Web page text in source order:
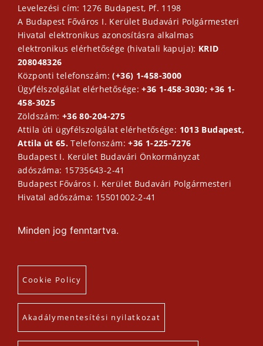
Levelezési cím: 1276 Budapest, Pf. 1198
A Budapest Főváros I. Kerület Budavári Polgármesteri
Hivatal elektronikus azonosításra alkalmas
elektronikus elérhetősége (hivatali kapuja): KRID
208048326
Központi telefonszám:(+36) 1-458-3000
Ügyfélszolgálat elérhetősége:+36 1-458-3030; +36 1-
458-3025
Zöldszám: +36 80-204-275
Attila úti ügyfélszolgálat elérhetősége: 1013 Budapest,
Attila út 65.Telefonszám:+36 1-225-7276
Budapest I. Kerület Budavári Önkormányzat
adószáma: 15735643-2-41
Budapest Főváros I. Kerület Budavári Polgármesteri
Hivatal adószáma: 15501002-2-41
Minden jog fenntartva.
Cookie Policy
Akadálymentesítési nyilatkozat